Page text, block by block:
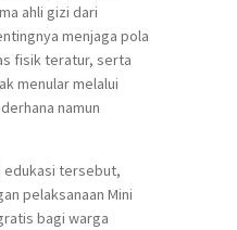
ahli gizi dari
menjaga pola
fisik teratur, serta
menular melalui
namun
edukasi tersebut,
pelaksanaan Mini
bagi warga